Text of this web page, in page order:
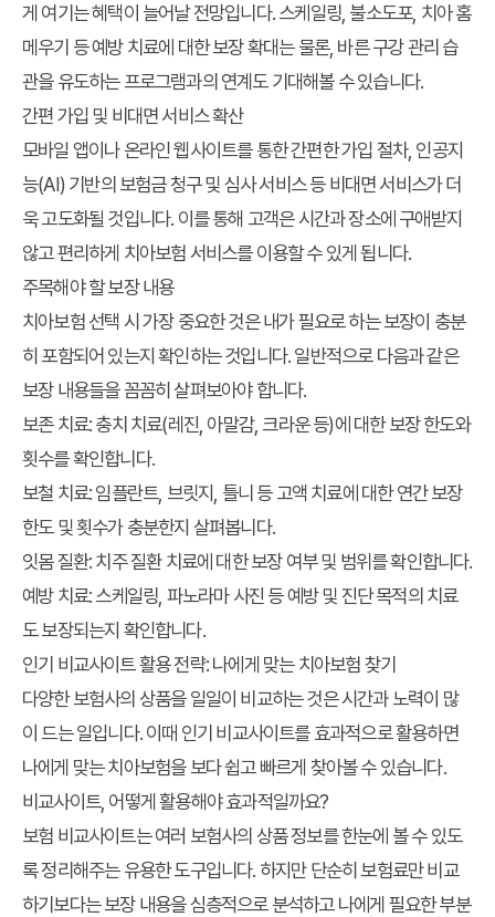
게 여기는 혜택이 늘어날 전망입니다. 스케일링, 불소도포, 치아 홈
메우기 등 예방 치료에 대한 보장 확대는 물론, 바른 구강 관리 습
관을 유도하는 프로그램과의 연계도 기대해볼 수 있습니다.
간편 가입 및 비대면 서비스 확산
모바일 앱이나 온라인 웹사이트를 통한 간편한 가입 절차, 인공지
능(AI) 기반의 보험금 청구 및 심사 서비스 등 비대면 서비스가 더
욱 고도화될 것입니다. 이를 통해 고객은 시간과 장소에 구애받지
않고 편리하게 치아보험 서비스를 이용할 수 있게 됩니다.
주목해야 할 보장 내용
치아보험 선택 시 가장 중요한 것은 내가 필요로 하는 보장이 충분
히 포함되어 있는지 확인하는 것입니다. 일반적으로 다음과 같은
보장 내용들을 꼼꼼히 살펴보아야 합니다.
보존 치료:충치 치료(레진, 아말감, 크라운 등)에 대한 보장 한도와
횟수를 확인합니다.
보철 치료:임플란트, 브릿지, 틀니 등 고액 치료에 대한 연간 보장
한도 및 횟수가 충분한지 살펴봅니다.
잇몸 질환:치주 질환 치료에 대한 보장 여부 및 범위를 확인합니다.
예방 치료:스케일링, 파노라마 사진 등 예방 및 진단 목적의 치료
도 보장되는지 확인합니다.
인기 비교사이트 활용 전략: 나에게 맞는 치아보험 찾기
다양한 보험사의 상품을 일일이 비교하는 것은 시간과 노력이 많
이 드는 일입니다. 이때 인기 비교사이트를 효과적으로 활용하면
나에게 맞는 치아보험을 보다 쉽고 빠르게 찾아볼 수 있습니다.
비교사이트, 어떻게 활용해야 효과적일까요?
보험 비교사이트는 여러 보험사의 상품 정보를 한눈에 볼 수 있도
록 정리해주는 유용한 도구입니다. 하지만 단순히 보험료만 비교
하기보다는 보장 내용을 심층적으로 분석하고 나에게 필요한 부분